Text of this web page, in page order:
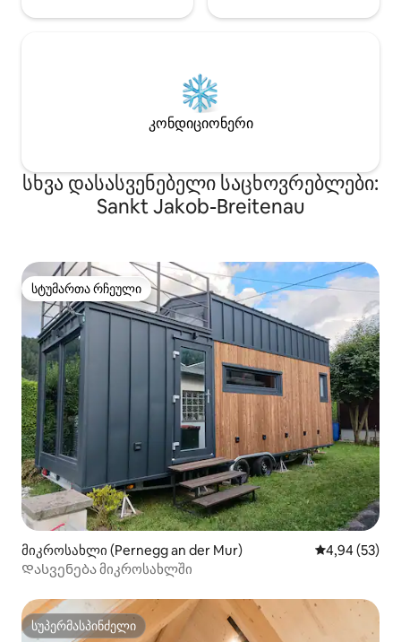
კონდიციონერი
სხვა დასასვენებელი საცხოვრებლები:
Sankt Jakob-Breitenau
სტუმართა რჩეული
სტუმართა რჩეული
მიკროსახლი (Pernegg an der Mur) საშუალო
4,94 (53)
Დასვენება მიკროსახლში
სუპერმასპინძელი
სუპერმასპინძელი